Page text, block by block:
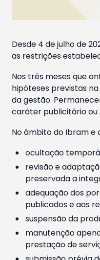
Desde 4 de julho de
as restrições
Nos três meses que
hipóteses previstas
da gestão.
caráter publicitário ou
No âmbito do Ibram e
ocultação
revisão e
preservada a
adequação dos
publicados e aos
suspensão da
manutenção
prestação de